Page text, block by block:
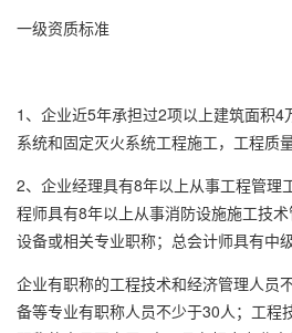
一级资质标准
1、企业近5年承担过2项以上建筑面积
系统和固定灭火系统工程施工，工程质量
2、企业经理具有8年以上从事工程管理
程师具有8年以上从事消防设施施工技术
设备或相关专业职称；总会计师具有中
企业有职称的工程技术和经济管理人员
备等专业有职称人员不少于30人；工程